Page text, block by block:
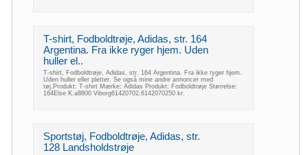
T-shirt, Fodboldtrøje, Adidas, str. 164
Argentina. Fra ikke ryger hjem. Uden
huller el..
T-shirt, Fodboldtrøje, Adidas, str. 164 Argentina. Fra ikke ryger hjem.
Uden huller eller pletter. Se også mine andre annoncer med
tøj.Produkt: T-shirt Mærke: Adidas Produkt: Fodboldtrøje Størrelse:
164Else K.a8800 Viborg61420702,6142070250 kr.
Sportstøj, Fodboldtrøje, Adidas, str.
128 Landsholdstrøje